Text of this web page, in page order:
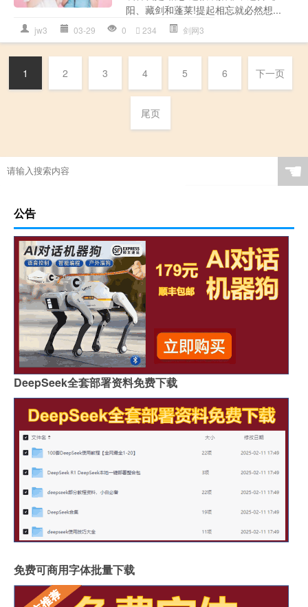
阳、藏剑和蓬莱!提起相忘就必然想...
jw3 03-29 0 234 剑网3
1 2 3 4 5 6 下一页
尾页
☚
公告
DeepSeek全套部署资料免费下载
免费可商用字体批量下载